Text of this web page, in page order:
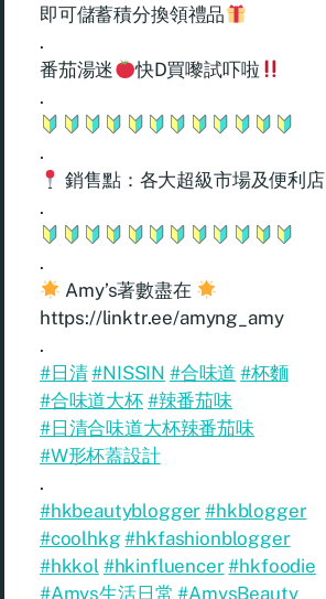
即可儲蓄積分換領禮品
.
番茄湯迷
快D買嚟試吓啦
.
.
銷售點：各大超級市場及便利店
.
.
Amy’s著數盡在
https://linktr.ee/amyng_amy
.
#日清#NISSIN #合味道 #杯麵
#合味道大杯 #辣番茄味
#日清合味道大杯辣番茄味
#W形杯蓋設計
.
#hkbeautyblogger #hkblogger
#coolhkg #hkfashionblogger
#hkkol #hkinfluencer #hkfoodie
#Amys生活日常 #AmysBeauty